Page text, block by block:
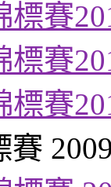
標賽
標賽
標賽
賽